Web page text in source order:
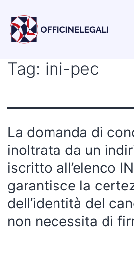
Tag: ini-pec
La domanda di
inoltrata da un
iscritto all’elenco
garantisce la
dell’identità del
non necessita di